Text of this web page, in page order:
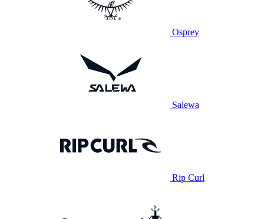
Osprey
Salewa
Rip Curl